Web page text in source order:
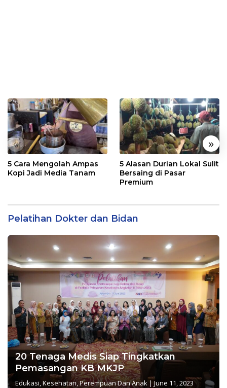
« »
5 Cara Mengolah Ampas
Kopi Jadi Media Tanam
5 Alasan Durian Lokal Sulit
Bersaing di Pasar
Premium
Pelatihan Dokter dan Bidan
20 Tenaga Medis Siap Tingkatkan
Pemasangan KB MKJP
Edukasi Kesehatan,Perempuan Dan Anak | June 11, 2023